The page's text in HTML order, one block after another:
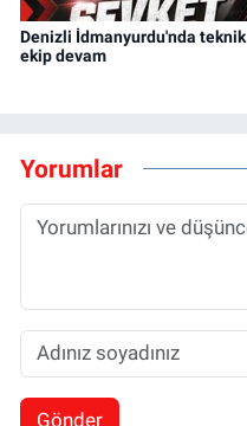
Denizli İdmanyurdu'nda teknik
ekip devam
Yorumlar
Gönder